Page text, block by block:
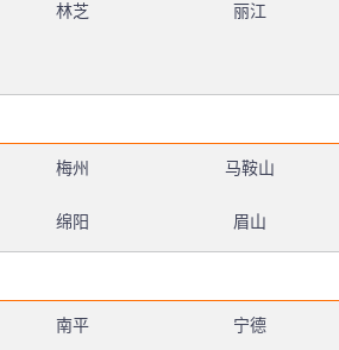
林芝 丽江
梅州 马鞍山
绵阳 眉山
南平 宁德